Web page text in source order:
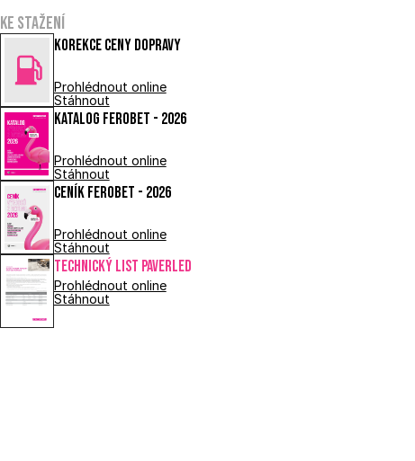
Ke stažení
Korekce ceny dopravy
Prohlédnout online
Stáhnout
Katalog FEROBET - 2026
Prohlédnout online
Stáhnout
Ceník FEROBET - 2026
Prohlédnout online
Stáhnout
Technický list PAVERLED
Prohlédnout online
Stáhnout